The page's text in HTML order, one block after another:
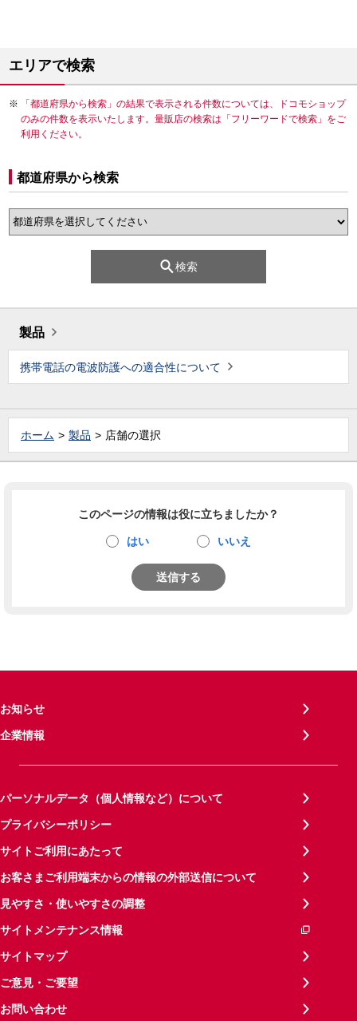
エリアで検索
「都道府県から検索」の結果で表示される件数については、ドコモショップ
のみの件数を表示いたします。量販店の検索は「フリーワードで検索」をご
利用ください。
都道府県から検索
検索
製品
携帯電話の電波防護への適合性について
ホーム 製品 店舗の選択
このページの情報は役に立ちましたか？
はい いいえ
送信する
お知らせ
企業情報
パーソナルデータ（個人情報など）について
プライバシーポリシー
サイトご利用にあたって
お客さまご利用端末からの情報の外部送信について
見やすさ・使いやすさの調整
サイトメンテナンス情報
サイトマップ
ご意見・ご要望
お問い合わせ